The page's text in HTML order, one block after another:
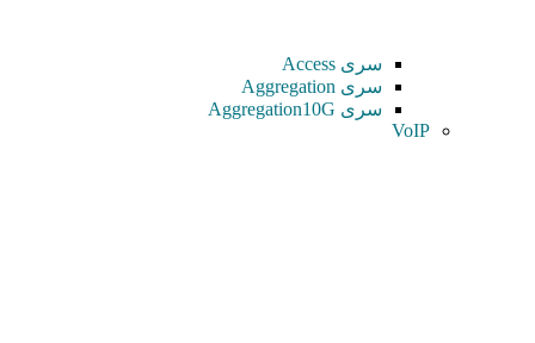
سری Access
سری Aggregation
سری Aggregation10G
VoIP